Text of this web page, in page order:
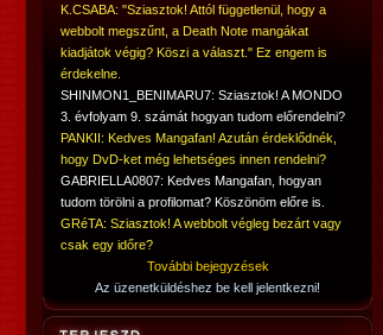
K.CSABA: "Sziasztok! Attól függetlenül, hogy a
webbolt megszűnt, a Death Note mangákat
kiadjátok végig? Köszi a választ." Ez engem is
érdekelne.
SHINMON1_BENIMARU7: Sziasztok! A MONDO
3. évfolyam 9. számát hogyan tudom előrendelni?
PANKII: Kedves Mangafan! Azután érdeklődnék,
hogy DvD-ket még lehetséges innen rendelni?
GABRIELLA0807: Kedves Mangafan, hogyan
tudom törölni a profilomat? Köszönöm előre is.
GRéTA: Sziasztok! A webbolt végleg bezárt vagy
csak egy időre?
További bejegyzések
Az üzenetküldéshez be kell jelentkezni!